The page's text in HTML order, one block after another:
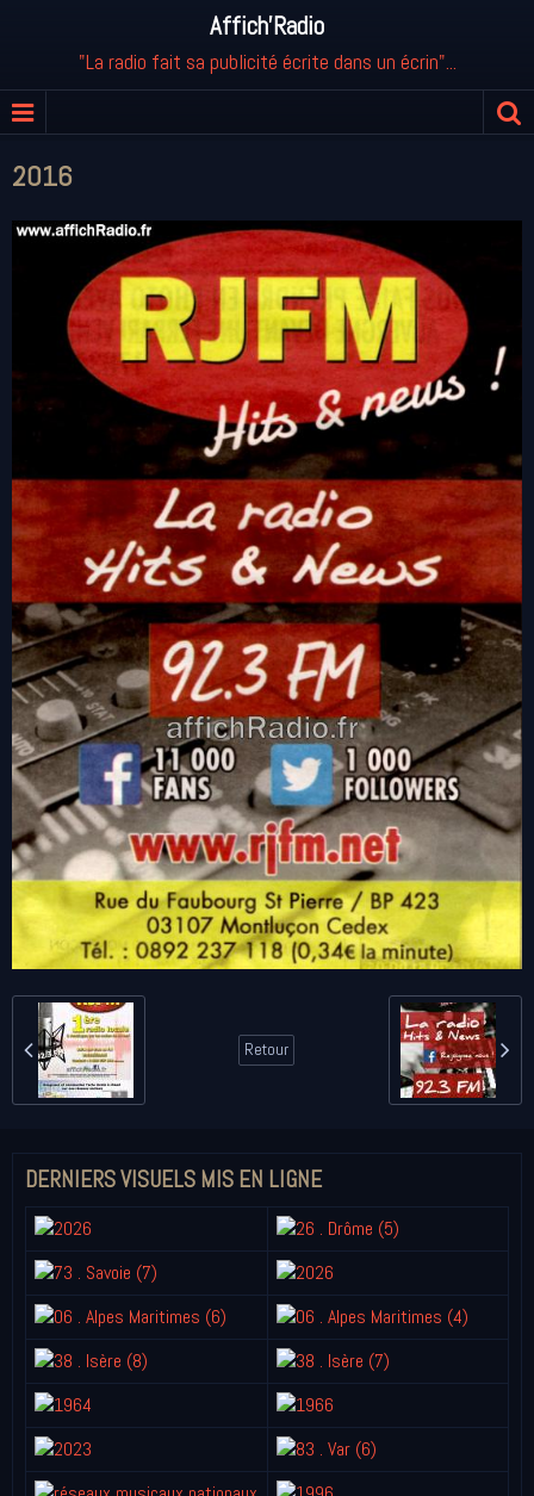
Affich'Radio
"La radio fait sa publicité écrite dans un écrin"...
2016
Retour
DERNIERS VISUELS MIS EN LIGNE